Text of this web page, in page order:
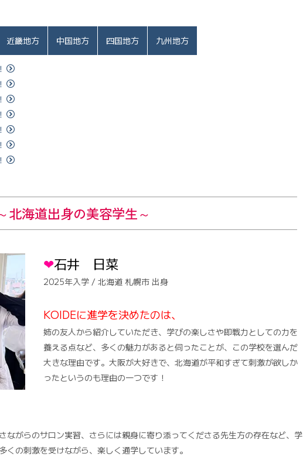
近畿地方 中国地方 四国地方 九州地方
北海道出身の美容学生～
❤︎石井 日菜
2025年入学 / 北海道 札幌市 出身
KOIDEに進学を決めたのは、
姉の友人から紹介していただき、学びの楽しさや即戦力としての力を
養える点など、多くの魅力があると伺ったことが、この学校を選んだ
大きな理由です。大阪が大好きで、北海道が平和すぎて刺激が欲しか
ったというのも理由の一つです！
ながらのサロン実習、さらには親身に寄り添ってくださる先生方の存在など、学
の刺激を受けながら、楽しく通学しています。